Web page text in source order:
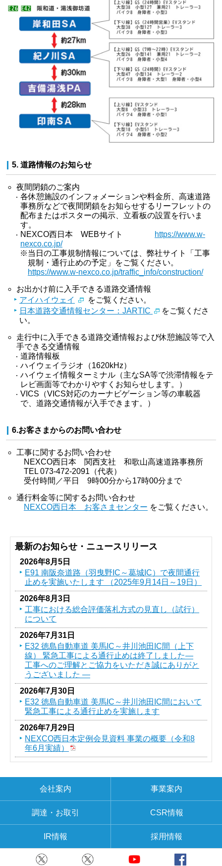
5. 道路情報のお知らせ
夜間閉鎖のご案内
各休憩施設のインフォメーションや料金所、高速道路
事務所などで夜間閉鎖をお知らせするリーフレットの
配布またはポスターの掲示、立看板の設置を行いま
す。
NEXCO西日本 WEBサイト
https://www.w-
nexco.co.jp/
※当日の工事規制情報については、弊社サイト「工事
規制・通行止めの予定」をご覧ください。
https://www.w-nexco.co.jp/traffic_info/construction/
お出かけ前に入手できる道路交通情報
アイハイウェイ
をご覧ください。
日本道路交通情報センター：JARTIC
をご覧くださ
い。
走行中に入手できる道路交通情報および休憩施設等で入
手できる交通情報
道路情報板
ハイウェイラジオ（1620kHz）
ハイウェイ情報ターミナル（主なSA等で渋滞情報をテ
レビ画面等でわかりやすくお知らせします。）
VICS（VICS対応のカーナビゲーション等の車載器
で、道路交通情報が入手できます。）
6.お客さまからのお問い合わせ
工事に関するお問い合わせ
NEXCO西日本 関西支社 和歌山高速道路事務所
TEL 073-472-2091（代表）
受付時間／平日 9時00分から17時00分まで
通行料金等に関するお問い合わせ
NEXCO西日本 お客さまセンター をご覧ください。
最新のお知らせ・ニュースリリース
2026年8月5日
E91 南阪奈道路（羽曳野IC～葛󠄀城IC）で夜間通行
止めを実施いたします （2025年9月14日～19日）
2026年8月3日
工事における総合評価落札方式の見直し（試行）
について
2026年7月31日
E32 徳島自動車道 美馬IC～井川池田IC間（上下
線） 緊急工事による通行止めは終了しました―
工事へのご理解とご協力をいただき誠にありがと
うございました ―
2026年7月30日
E32 徳島自動車道 美馬IC～井川池田IC間において
緊急工事による通行止めを実施します
2026年7月29日
NEXCO西日本定例会見資料 事業の概要（令和8
年6月実績）
会社案内 事業案内
調達・お取引 CSR情報
IR情報 採用情報